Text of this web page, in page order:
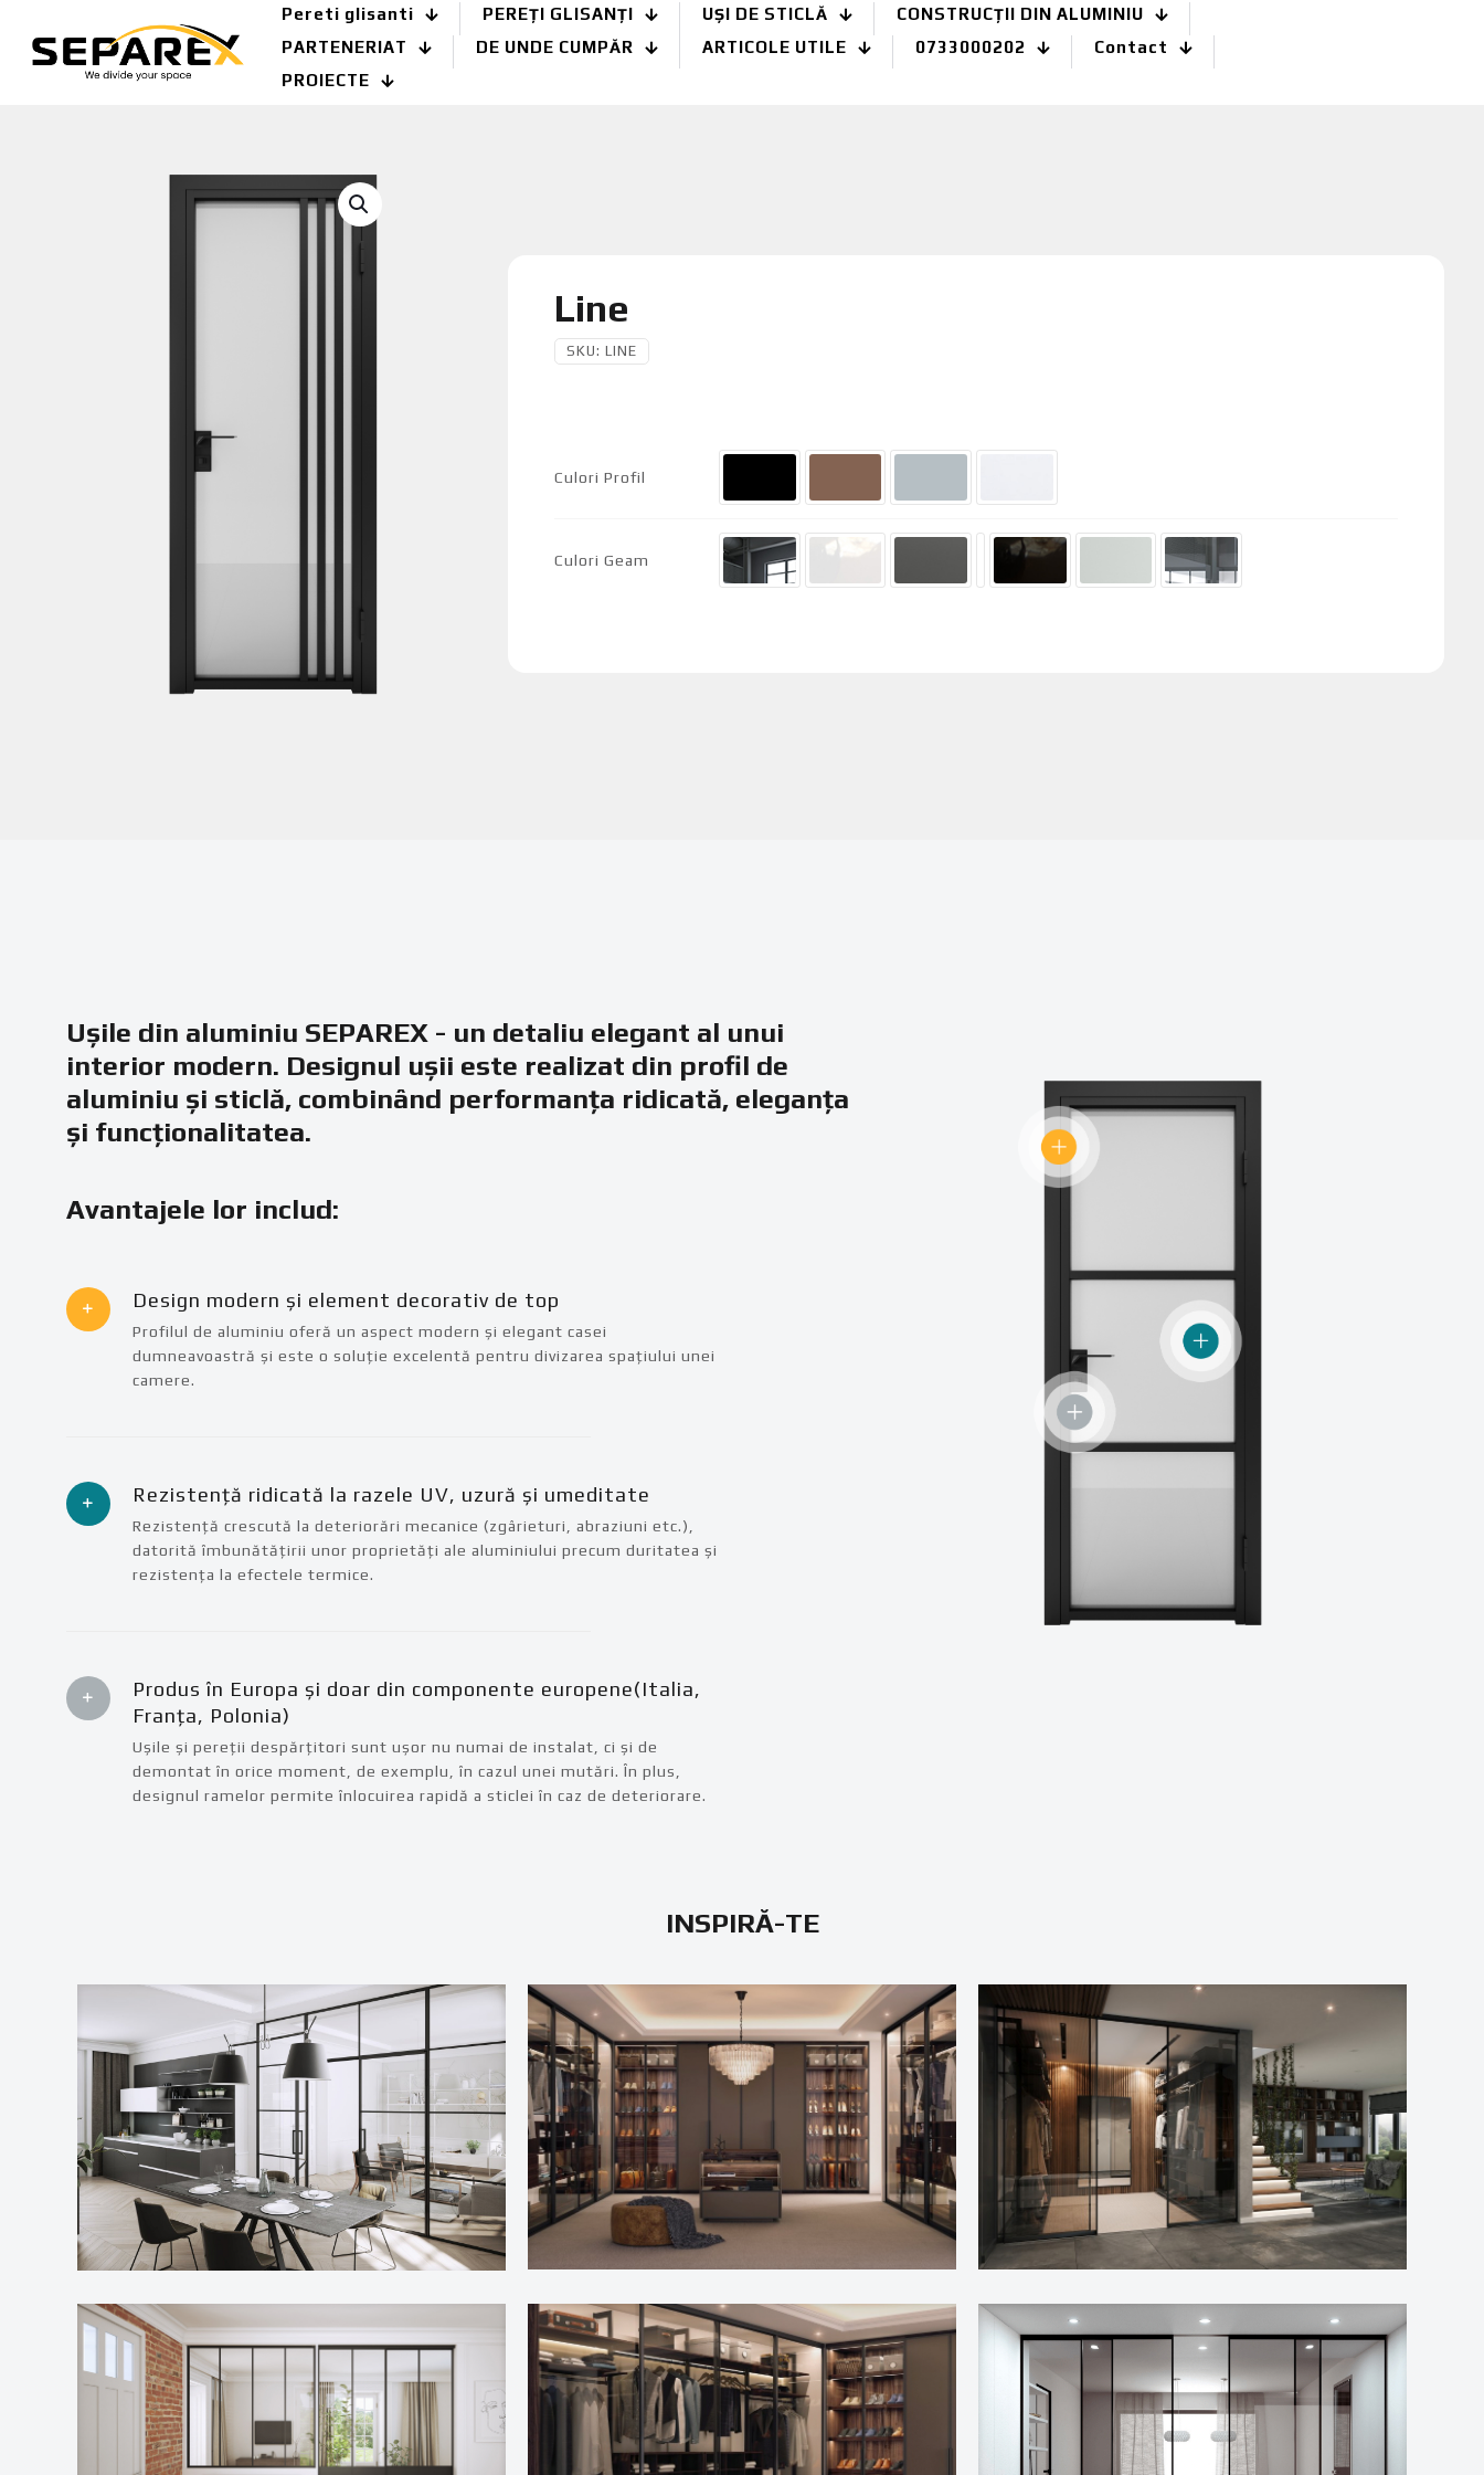
Pereti glisanti PEREȚI GLISANȚI UȘI DE STICLĂ
CONSTRUCȚII DIN ALUMINIU
PARTENERIAT
DE UNDE CUMPĂR ARTICOLE UTILE 0733000202
Contact
PROIECTE
Line
SKU: LINE
Culori Profil
Culori Geam
Ușile din aluminiu SEPAREX - un detaliu elegant al unui
interior modern. Designul ușii este realizat din profil de
aluminiu și sticlă, combinând performanța ridicată, eleganța
și funcționalitatea.
Avantajele lor includ:
Design modern și element decorativ de top
Profilul de aluminiu oferă un aspect modern și elegant casei
dumneavoastră și este o soluție excelentă pentru divizarea spațiului unei
camere.
Rezistență ridicată la razele UV, uzură și umeditate
Rezistență crescută la deteriorări mecanice (zgârieturi, abraziuni etc.),
datorită îmbunătățirii unor proprietăți ale aluminiului precum duritatea și
rezistența la efectele termice.
Produs în Europa și doar din componente europene(Italia,
Franța, Polonia)
Ușile și pereții despărțitori sunt ușor nu numai de instalat, ci și de
demontat în orice moment, de exemplu, în cazul unei mutări. În plus,
designul ramelor permite înlocuirea rapidă a sticlei în caz de deteriorare.
INSPIRĂ-TE